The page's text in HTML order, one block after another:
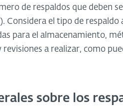
de respaldos que deben
Considera el tipo de respaldo
para el almacenamiento,
revisiones a realizar, como
sobre los